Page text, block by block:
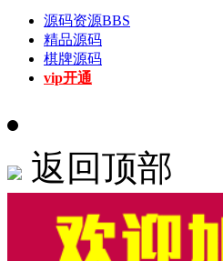
源码资源BBS
精品源码
棋牌源码
vip开通
返回顶部